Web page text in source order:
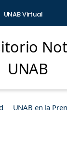
UNAB Virtual
UNAB
UNAB en la